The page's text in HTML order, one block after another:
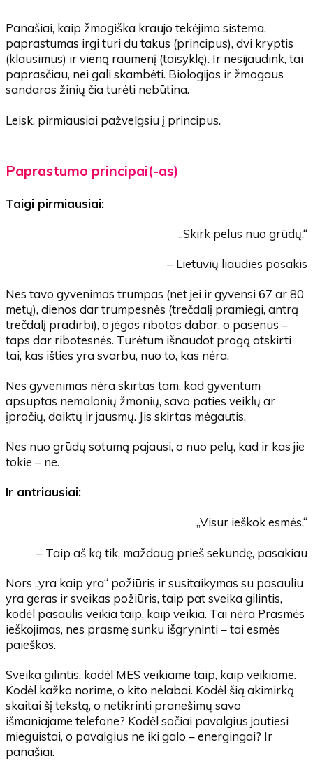
Panašiai, kaip žmogiška kraujo tekėjimo sistema,
paprastumas irgi turi du takus (principus), dvi kryptis
(klausimus) ir vieną raumenį (taisyklę). Ir nesijaudink, tai
paprasčiau, nei gali skambėti. Biologijos ir žmogaus
sandaros žinių čia turėti nebūtina.
Leisk, pirmiausiai pažvelgsiu į principus.
Paprastumo principai(-as)
Taigi pirmiausiai:
„Skirk pelus nuo grūdų.“
– Lietuvių liaudies posakis
Nes tavo gyvenimas trumpas (net jei ir gyvensi 67 ar 80
metų), dienos dar trumpesnės (trečdalį pramiegi, antrą
trečdalį pradirbi), o jėgos ribotos dabar, o pasenus –
taps dar ribotesnės. Turėtum išnaudot progą atskirti
tai, kas išties yra svarbu, nuo to, kas nėra.
Nes gyvenimas nėra skirtas tam, kad gyventum
apsuptas nemalonių žmonių, savo paties veiklų ar
įpročių, daiktų ir jausmų. Jis skirtas mėgautis.
Nes nuo grūdų sotumą pajausi, o nuo pelų, kad ir kas jie
tokie – ne.
Ir antriausiai:
„Visur ieškok esmės.“
– Taip aš ką tik, maždaug prieš sekundę, pasakiau
Nors „yra kaip yra“ požiūris ir susitaikymas su pasauliu
yra geras ir sveikas požiūris, taip pat sveika gilintis,
kodėl pasaulis veikia taip, kaip veikia. Tai nėra Prasmės
ieškojimas, nes prasmę sunku išgryninti – tai esmės
paieškos.
Sveika gilintis, kodėl MES veikiame taip, kaip veikiame.
Kodėl kažko norime, o kito nelabai. Kodėl šią akimirką
skaitai šį tekstą, o netikrinti pranešimų savo
išmaniajame telefone? Kodėl sočiai pavalgius jautiesi
mieguistai, o pavalgius ne iki galo – energingai? Ir
panašiai.